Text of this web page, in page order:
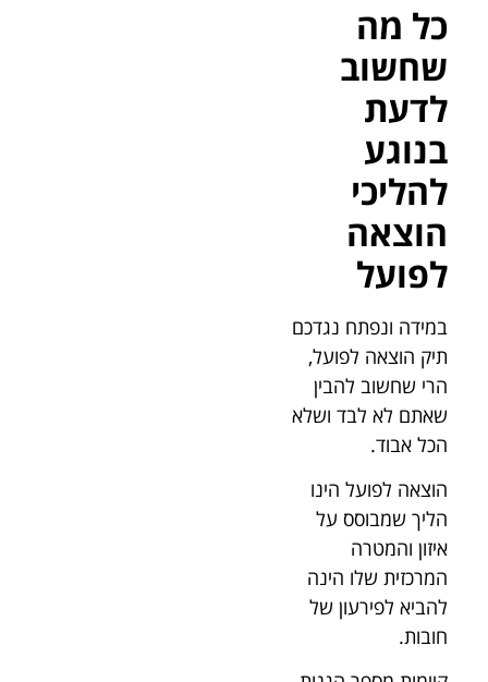
כל מה
שחשוב
לדעת
בנוגע
להליכי
הוצאה
לפועל
במידה ונפתח נגדכם
תיק הוצאה לפועל,
הרי שחשוב להבין
שאתם לא לבד ושלא
הכל אבוד.
הוצאה לפועל הינו
הליך שמבוסס על
איזון והמטרה
המרכזית שלו הינה
להביא לפירעון של
חובות.